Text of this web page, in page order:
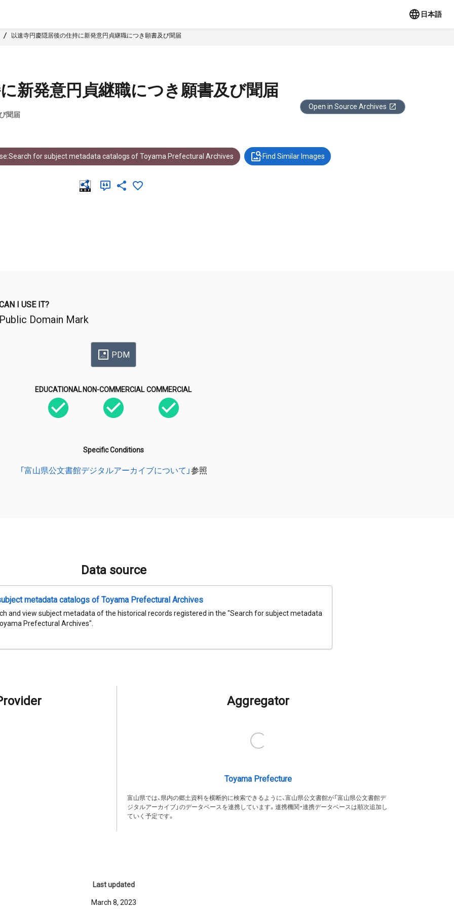
日本語
以速寺円慶隠居後の住持に新発意円貞継職につき願書及び聞届
新発意円貞継職につき願書及び聞届
聞届
Open in Source Archives
for subject metadata catalogs of Toyama Prefectural Archives Find Similar Images
I USE IT?
Public Domain Mark
PDM
EDUCATIONAL NON-COMMERCIAL COMMERCIAL
Specific Conditions
「富山県公文書館デジタルアーカイブについて」参照
Data source
metadata catalogs of Toyama Prefectural Archives
and view subject metadata of the historical records registered in the "Search for subject metadata
Prefectural Archives".
Aggregator
Toyama Prefecture
富山県では、県内の郷土資料を横断的に検索できるように、富山県公文書館が「富山県公文書館デ
ジタルアーカイブ」のデータベースを連携しています。連携機関・連携データベースは順次追加し
ていく予定です。
Last updated
March 8, 2023